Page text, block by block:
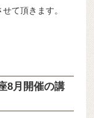
て頂きます。
8月開催の講